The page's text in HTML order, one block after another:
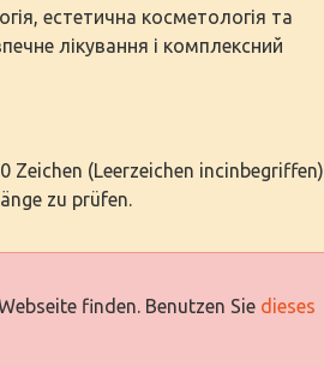
естетична косметологія та
лікування і комплексний
Zeichen (Leerzeichen incinbegriffen)
zu prüfen.
finden. Benutzen Sie dieses